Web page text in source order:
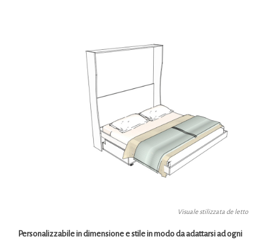
Visuale stilizzata de letto
Personalizzabile in dimensione e stile in modo da adattarsi ad ogni